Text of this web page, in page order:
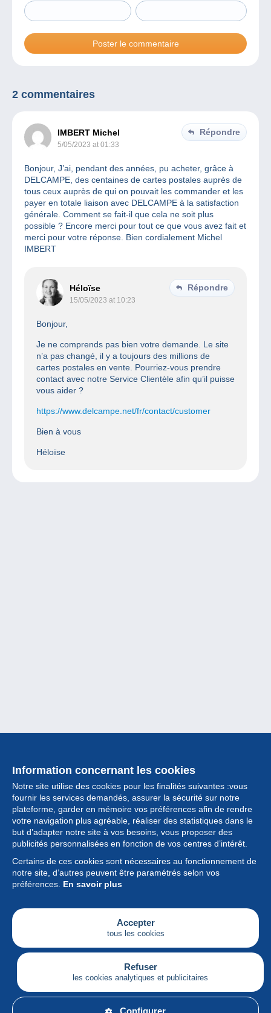
2 commentaires
IMBERT Michel
5/05/2023 at 01:33
Répondre
Bonjour, J’ai, pendant des années, pu acheter, grâce à
DELCAMPE, des centaines de cartes postales auprès de
tous ceux auprès de qui on pouvait les commander et les
payer en totale liaison avec DELCAMPE à la satisfaction
générale. Comment se fait-il que cela ne soit plus
possible ? Encore merci pour tout ce que vous avez fait et
merci pour votre réponse. Bien cordialement Michel
IMBERT
Héloïse
15/05/2023 at 10:23
Répondre
Bonjour,
Je ne comprends pas bien votre demande. Le site
n’a pas changé, il y a toujours des millions de
cartes postales en vente. Pourriez-vous prendre
contact avec notre Service Clientèle afin qu’il puisse
vous aider ?
https://www.delcampe.net/fr/contact/customer
Bien à vous
Héloïse
Information concernant les cookies
Notre site utilise des cookies pour les finalités suivantes :vous
fournir les services demandés, assurer la sécurité sur notre
plateforme, garder en mémoire vos préférences afin de rendre
votre navigation plus agréable, réaliser des statistiques dans le
but d’adapter notre site à vos besoins, vous proposer des
publicités personnalisées en fonction de vos centres d’intérêt.
Certains de ces cookies sont nécessaires au fonctionnement de
notre site, d’autres peuvent être paramétrés selon vos
préférences. En savoir plus
Accepter
tous les cookies
Refuser
les cookies analytiques et publicitaires
Configurer
Collection
Actualités
Fonctionnalités
Société
Services
Articles
Français